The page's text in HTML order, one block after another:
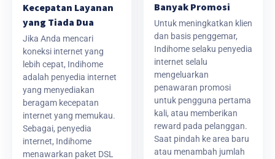
Kecepatan Layanan
yang Tiada Dua
Jika Anda mencari
koneksi internet yang
lebih cepat, Indihome
adalah penyedia internet
yang menyediakan
beragam kecepatan
internet yang memukau.
Sebagai, penyedia
internet, Indihome
menawarkan paket DSL
Banyak Promosi
Untuk meningkatkan klien
dan basis penggemar,
Indihome selaku penyedia
internet selalu
mengeluarkan
penawaran promosi
untuk pengguna pertama
kali, atau memberikan
reward pada pelanggan.
Saat pindah ke area baru
atau menambah jumlah